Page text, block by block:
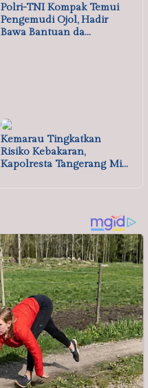
Polri-TNI Kompak Temui
Pengemudi Ojol, Hadir
Bawa Bantuan da…
Kemarau Tingkatkan
Risiko Kebakaran,
Kapolresta Tangerang Mi…